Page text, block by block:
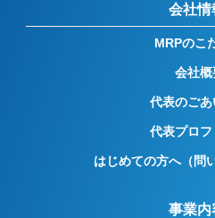
会社情
MRPのこ
会社概
代表のご
代表プロ
はじめての方へ（問
事業内